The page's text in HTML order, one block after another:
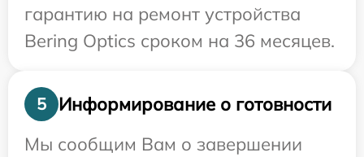
гарантию на ремонт устройства
Bering Optics сроком на 36 месяцев.
5
Информирование о готовности
Мы сообщим Вам о завершении